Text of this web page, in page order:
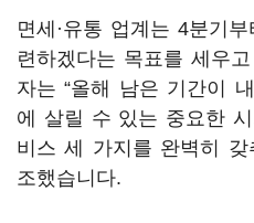
면세·유통 업계는 4분기
련하겠다는 목표를 세우
자는 “올해 남은 기간이
에 살릴 수 있는 중요한 시
비스 세 가지를 완벽히
조했습니다.